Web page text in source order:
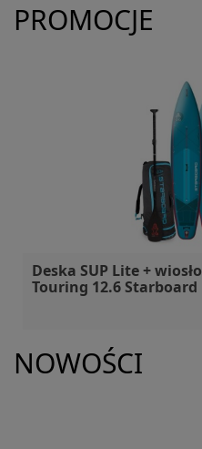
PROMOCJE
Deska SUP Lite + wiosło
Touring 12.6 Starboard
NOWOŚCI